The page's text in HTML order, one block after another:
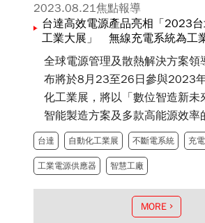
2023.08.21焦點報導
台達高效電源產品亮相「2023
工業大展」 無線充電系統為工
「數位智造新未來」
全球電源管理及散熱解決方案領
布將於8月23至26日參與2023
化工業展，將以「數位智造新未
智能製造方案及多款高能源效率
台達 自動化工業展 不斷電系統 充
工業電源供應器 智慧工廠
MORE